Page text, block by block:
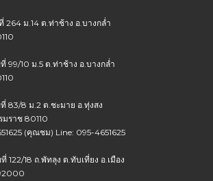
264 ม.14 ต.ท่าช้าง อ.บางกล่ำ
ที่ 99/10 ม.5 ต.ท่าช้าง อ.บางกล่ำ
ที่ 83/8 ม.2 ต.ชะมาย อ.ทุ่งสง
มราช 80110
(คุณชม) Line: 095-4651625
ที่ 122/18 ถ.พัทลุง ต.ทับเที่ยง อ.เมือง